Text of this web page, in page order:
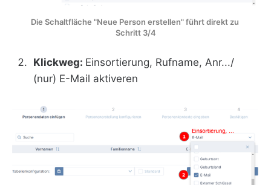
Die Schaltfläche "Neue Person erstellen" führt direkt zu
Schritt 3/4
Klickweg: Einsortierung, Rufname, Anr.../
(nur) E-Mail aktiveren